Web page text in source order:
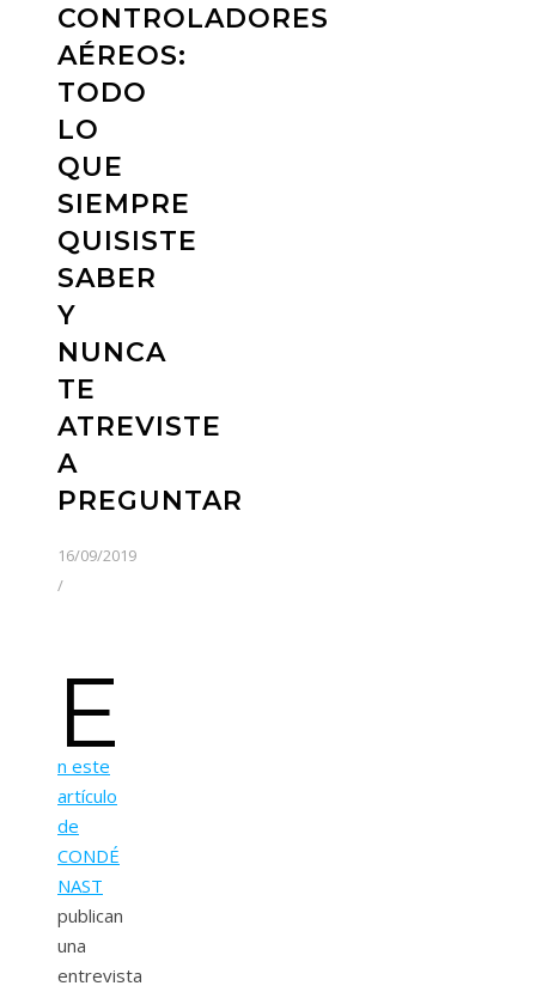
CONTROLADORES
AÉREOS:
TODO
LO
QUE
SIEMPRE
QUISISTE
SABER
Y
NUNCA
TE
ATREVISTE
A
PREGUNTAR
16/09/2019
/
E
n este
artículo
de
CONDÉ
NAST
publican
una
entrevista